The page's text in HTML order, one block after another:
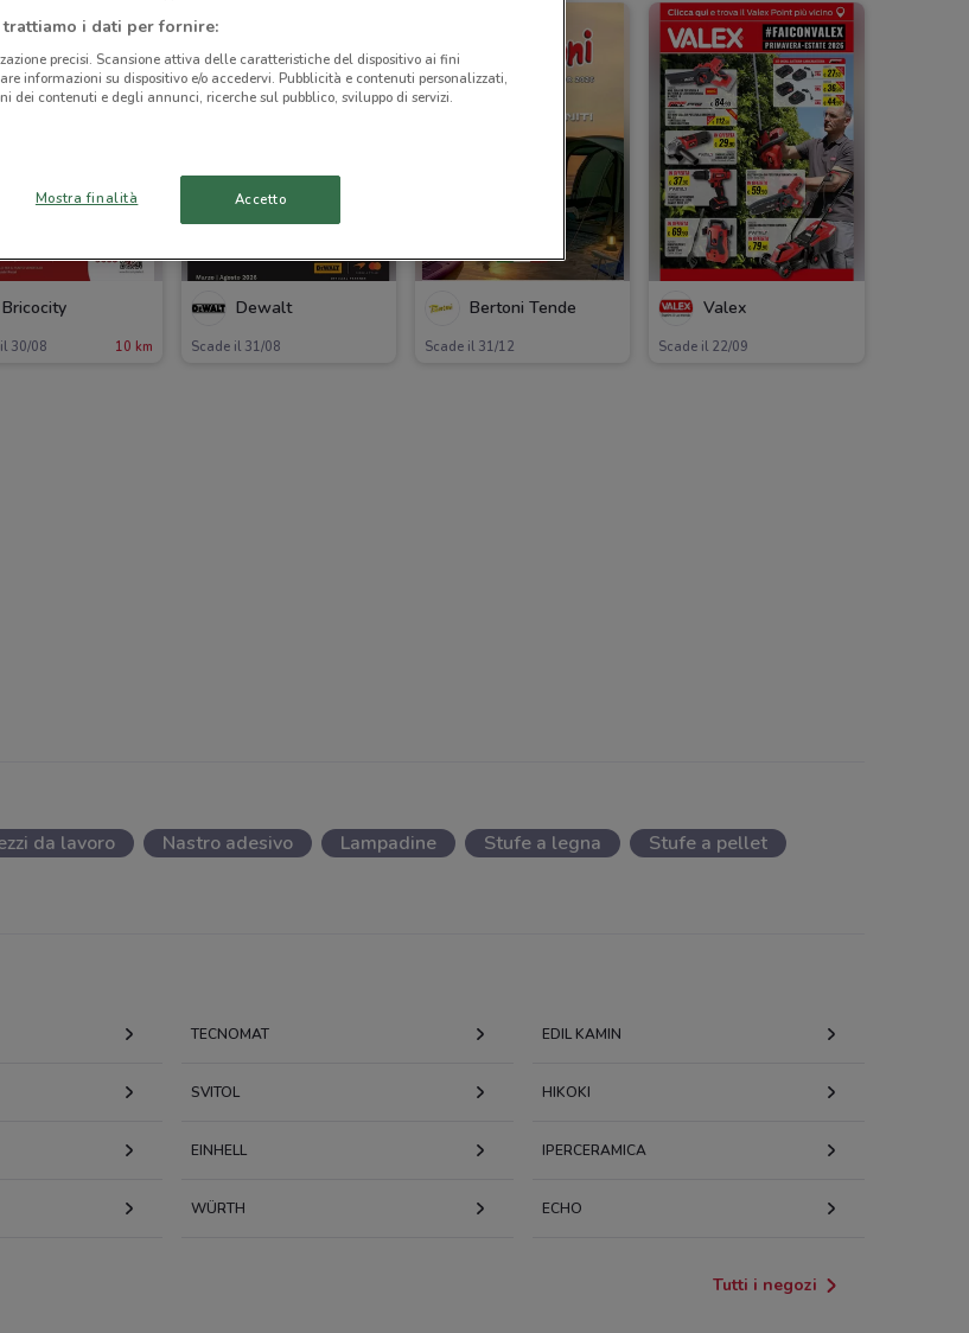
Bricocity
30/08 10 km
Dewalt
Scade il 31/08
Bertoni Tende
Scade il 31/12
Valex
Scade il 22/09
da lavoro Nastro adesivo Lampadine Stufe a legna
Stufe a pellet
TECNOMAT EDIL KAMIN
SVITOL HIKOKI
EINHELL IPERCERAMICA
WÜRTH ECHO
Tutti i negozi
i dati per fornire:
precisi. Scansione attiva delle caratteristiche del dispositivo ai fini
informazioni su dispositivo e/o accedervi. Pubblicità e contenuti personalizzati,
dei contenuti e degli annunci, ricerche sul pubblico, sviluppo di servizi.
Mostra finalità Accetto